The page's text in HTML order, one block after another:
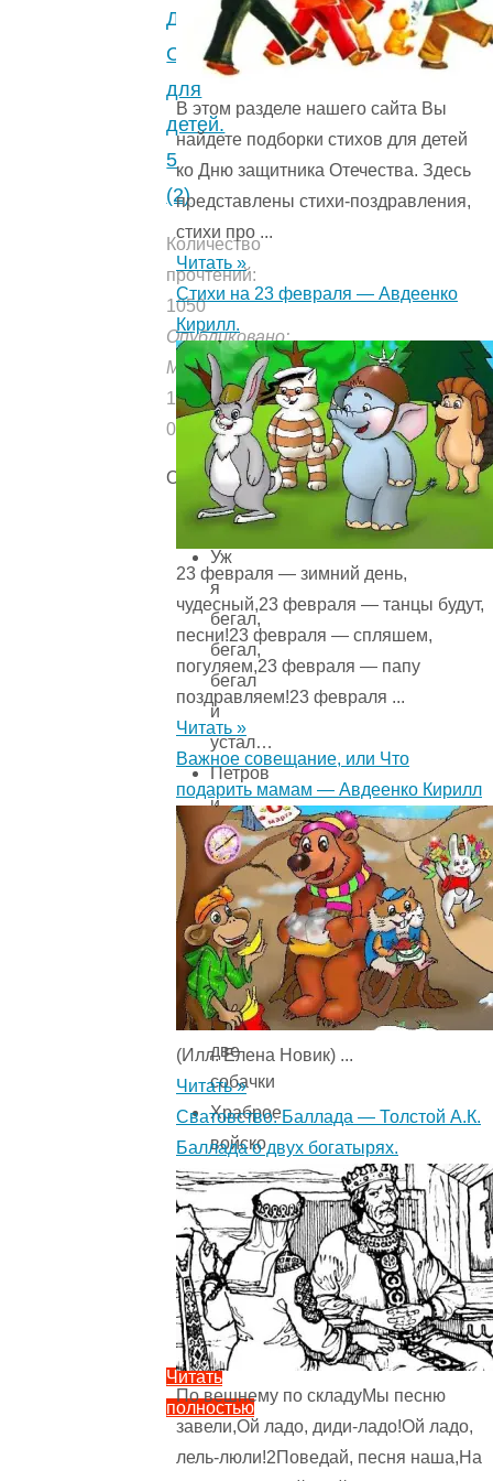
Д.И.
Стихи
для
детей.
5
(2)
Количество
прочтений:
1050
Опубликовано:
Мишуткой
11.02.2023
09.09.2021
Оглавление:
Миллион!
Уж
я
бегал,
бегал,
бегал
и
устал…
Петров
и
Комаров
Летят
по
небу
шарики
Крысаков
и
две
собачки
Храброе
войско
Веселый
старичок
Веселые
чижи
Мальчик
Петя
Читать
полностью
"Весёлые
чижи.
В этом разделе нашего сайта Вы
найдете подборки стихов для детей
ко Дню защитника Отечества. Здесь
представлены стихи-поздравления,
стихи про ...
Читать »
Стихи на 23 февраля — Авдеенко
Кирилл.
23 февраля — зимний день,
чудесный,23 февраля — танцы будут,
песни!23 февраля — спляшем,
погуляем,23 февраля — папу
поздравляем!23 февраля ...
Читать »
Важное совещание, или Что
подарить мамам — Авдеенко Кирилл
(Илл. Елена Новик) ...
Читать »
Сватовство. Баллада — Толстой А.К.
Баллада о двух богатырях.
По вешнему по складуМы песню
завели,Ой ладо, диди-ладо!Ой ладо,
лель-люли!2Поведай, песня наша,На